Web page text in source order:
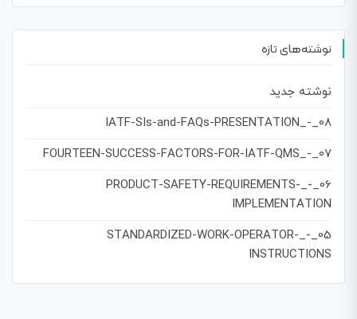
نوشته‌های تازه
نوشته جدید
08_-_IATF-SIs-and-FAQs-PRESENTATION
07_-_FOURTEEN-SUCCESS-FACTORS-FOR-IATF-QMS
06_-_PRODUCT-SAFETY-REQUIREMENTS-
IMPLEMENTATION
05_-_STANDARDIZED-WORK-OPERATOR-
INSTRUCTIONS